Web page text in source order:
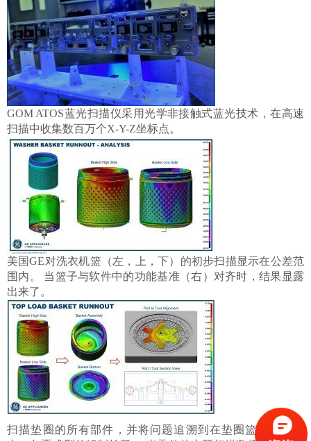
GOM ATOS蓝光扫描仪采用光学非接触式蓝光技术，在高速
扫描中收集数百万个X-Y-Z坐标点。
美国GE对洗衣机篮（左，上，下）的初步扫描显示在公差范
围内。 当篮子与软件中的功能基准（右）对齐时，结果显露
出来了。
扫描垫圈的所有部件，并将问题追溯到在垫圈篮底部（右